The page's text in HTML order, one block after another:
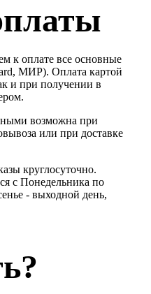
к оплате все основные
МИР). Оплата картой
и при получении в
возможна при
или при доставке
круглосуточно.
с Понедельника по
- выходной день,